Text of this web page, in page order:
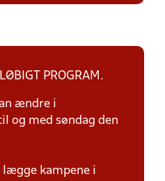
PROGRAM.
ændre i
og med søndag den
kampene i